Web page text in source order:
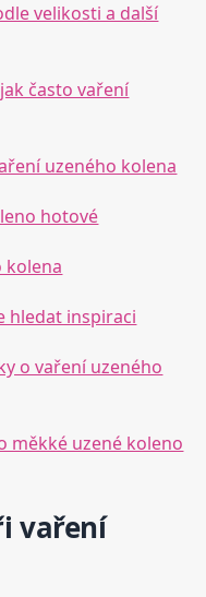
velikosti a další
často vaření
uzeného kolena
hotové
kolena
hledat inspiraci
o vaření uzeného
měkké uzené koleno
vaření